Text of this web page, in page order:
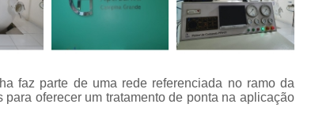
Oxigenação Hiperbárica em João Pessoa
Oxigenação Hiperbárica em Sorocaba
Oxigenação Via Hiperbárica
faz parte de uma rede referenciada no ramo da
oferecer um tratamento de ponta na aplicação